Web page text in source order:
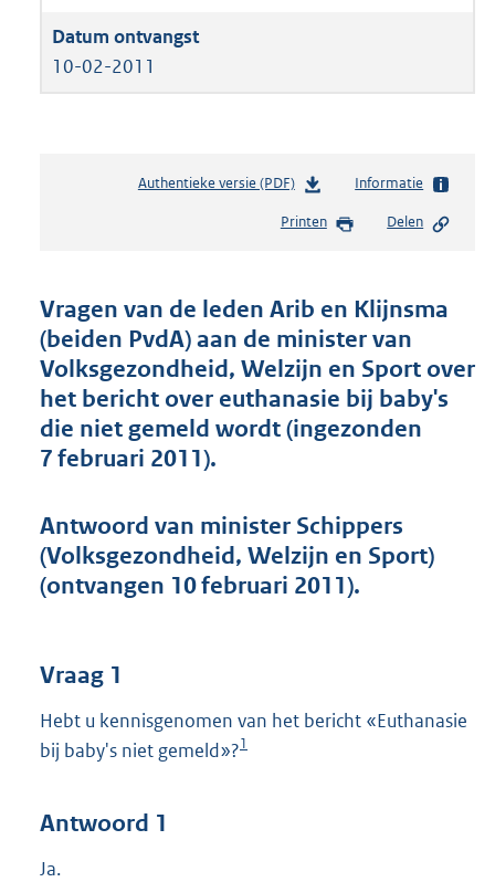
10-02-2011
Authentieke versie (PDF)b
s
n
d
s
g
r
o
o
:
4
3
Informatie
Printen Delen
Vragen van de leden Arib en Klijnsma
(beiden PvdA) aan de minister van
Volksgezondheid, Welzijn en Sport over
het bericht over euthanasie bij baby's
die niet gemeld wordt (ingezonden
7 februari 2011).
Antwoord van minister Schippers
(Volksgezondheid, Welzijn en Sport)
(ontvangen 10 februari 2011).
Vraag 1
Hebt u kennisgenomen van het bericht «Euthanasie
bij baby's niet gemeld»?1
Antwoord 1
Ja.